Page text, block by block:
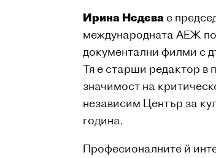
Ирина Недевае
международната АЕЖ
документални филми с
Тя е старши редактор в
значимост на
независим Център за
година.
Професионалните й